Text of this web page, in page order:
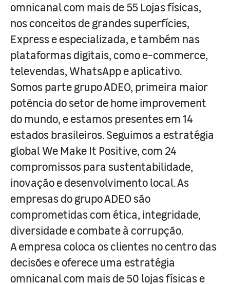
omnicanal com mais de 55 Lojas físicas,
nos conceitos de grandes superfícies,
Express e especializada, e também nas
plataformas digitais, como e-commerce,
televendas, WhatsApp e aplicativo.
Somos parte grupo ADEO, primeira maior
potência do setor de home improvement
do mundo, e estamos presentes em 14
estados brasileiros. Seguimos a estratégia
global We Make It Positive, com 24
compromissos para sustentabilidade,
inovação e desenvolvimento local. As
empresas do grupo ADEO são
comprometidas com ética, integridade,
diversidade e combate à corrupção.
A empresa coloca os clientes no centro das
decisões e oferece uma estratégia
omnicanal com mais de 50 lojas físicas e